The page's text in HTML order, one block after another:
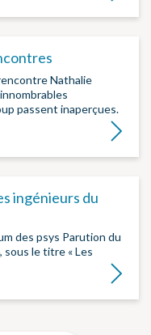
Nathalie
passent inaperçues.
Lire la
ingénieurs du
des psys Parution du
sous le titre « Les
Lire la